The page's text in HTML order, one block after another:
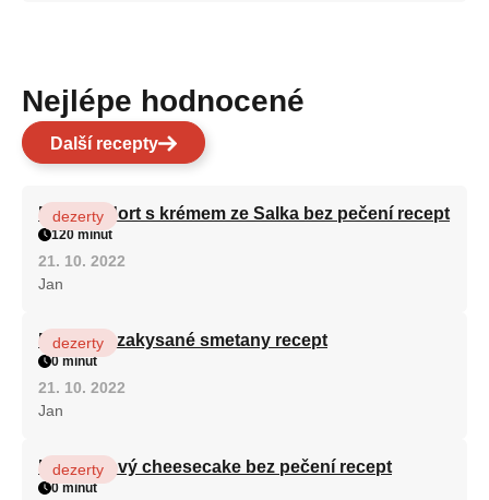
Nejlépe hodnocené
Další recepty
Patrový dort s krémem ze Salka bez pečení recept
dezerty
120 minut
21. 10. 2022
Jan
Fánky ze zakysané smetany recept
dezerty
0 minut
21. 10. 2022
Jan
Karamelový cheesecake bez pečení recept
dezerty
0 minut